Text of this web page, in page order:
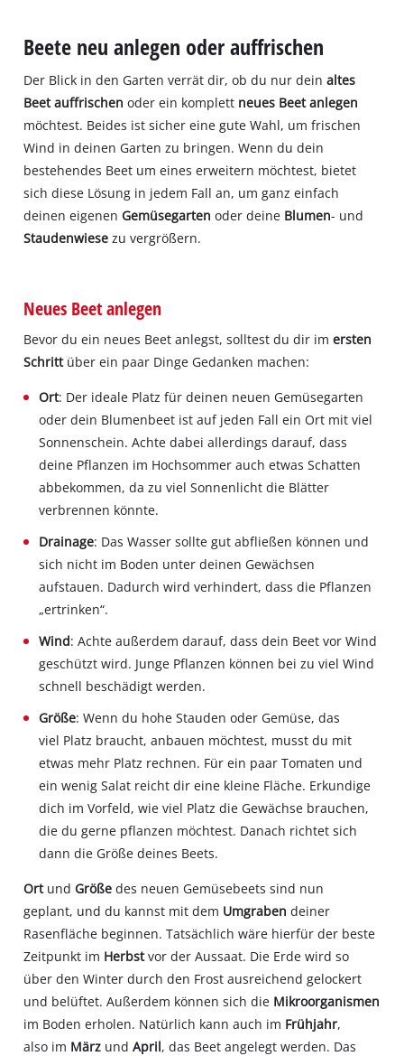
Beete neu anlegen oder auffrischen
Der Blick in den Garten verrät dir, ob du nur deinaltes
Beet auffrischen oder ein komplett neues Beet anlegen
möchtest. Beides ist sicher eine gute Wahl, um frischen
Wind in deinen Garten zu bringen. Wenn du dein
bestehendes Beet um eines erweitern möchtest, bietet
sich diese Lösung in jedem Fall an, um ganz einfach
deinen eigenenGemüsegartenoder deine Blumen- und
Staudenwiesezu vergrößern.
Neues Beet anlegen
Bevor du ein neues Beet anlegst, solltest du dir imersten
Schrittüber ein paar Dinge Gedanken machen:
Ort: Der ideale Platz für deinen neuen Gemüsegarten
oder dein Blumenbeet ist auf jeden Fall ein Ort mit viel
Sonnenschein. Achte dabei allerdings darauf, dass
deine Pflanzen im Hochsommer auch etwas Schatten
abbekommen, da zu viel Sonnenlicht die Blätter
verbrennen könnte.
Drainage: Das Wasser sollte gut abfließen können und
sich nicht im Boden unter deinen Gewächsen
aufstauen. Dadurch wird verhindert, dass die Pflanzen
„ertrinken“.
Wind: Achte außerdem darauf, dass dein Beet vor Wind
geschützt wird. Junge Pflanzen können bei zu viel Wind
schnell beschädigt werden.
Größe: Wenn du hohe Stauden oder Gemüse, das
viel Platz braucht, anbauen möchtest, musst du mit
etwas mehr Platz rechnen. Für ein paar Tomaten und
ein wenig Salat reicht dir eine kleine Fläche. Erkundige
dich im Vorfeld, wie viel Platz die Gewächse brauchen,
die du gerne pflanzen möchtest. Danach richtet sich
dann die Größe deines Beets.
Ort undGrößedes neuen Gemüsebeets sind nun
geplant, und du kannst mit dem Umgrabendeiner
Rasenfläche beginnen. Tatsächlich wäre hierfür der beste
Zeitpunkt im Herbstvor der Aussaat. Die Erde wird so
über den Winter durch den Frost ausreichend gelockert
und belüftet. Außerdem können sich die Mikroorganismen
im Boden erholen. Natürlich kann auch im Frühjahr,
also im März undApril, das Beet angelegt werden. Das